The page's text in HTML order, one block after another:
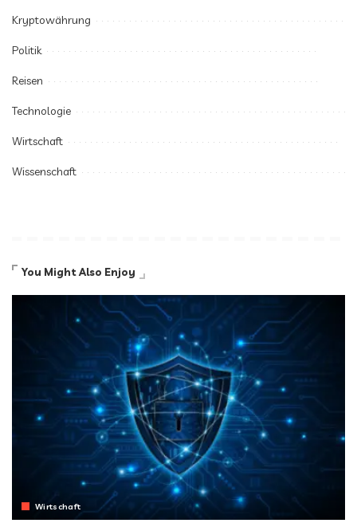
Kryptowährung
Politik
Reisen
Technologie
Wirtschaft
Wissenschaft
You Might Also Enjoy
Wirtschaft